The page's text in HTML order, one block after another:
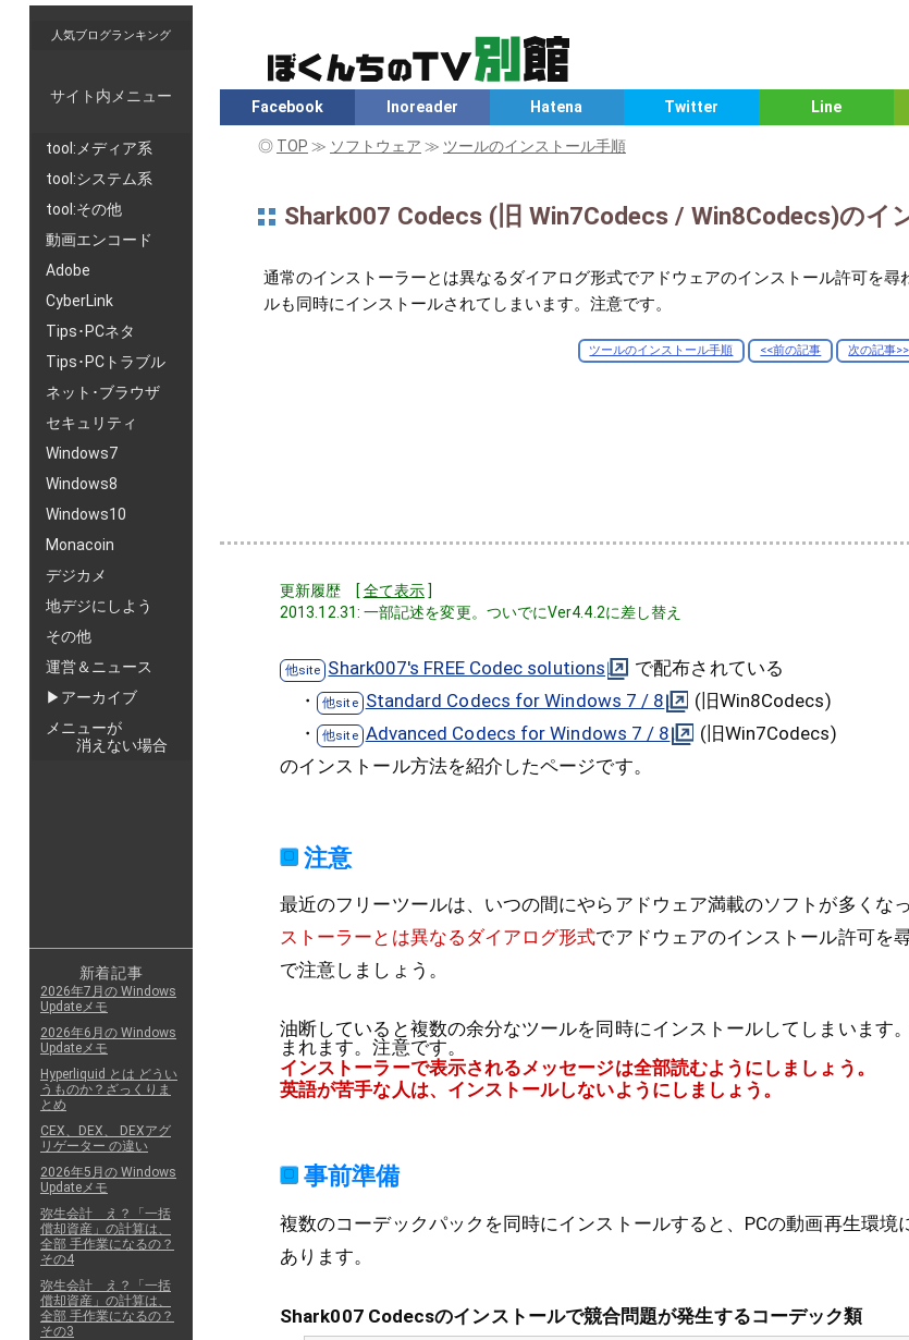
人気ブログランキング
サイト内メニュー
tool:メディア系
tool:システム系
tool:その他
動画エンコード
Adobe
CyberLink
Tips･PCネタ
Tips･PCトラブル
ネット･ブラウザ
セキュリティ
Windows7
Windows8
Windows10
Monacoin
デジカメ
地デジにしよう
その他
運営＆ニュース
▶アーカイブ
メニューが
消えない場合
Facebook Inoreader Hatena Twitter Line
◎ TOP ≫ ソフトウェア ≫ ツールのインストール手順
Shark007 Codecs (旧 Win7Codecs / Win8Codecs)のイ
通常のインストーラーとは異なるダイアログ形式でアドウェアのインストール許可を
ルも同時にインストールされてしまいます。注意です。
ツールのインストール手順 <<前の記事 次の記事>>
更新履歴 [ 全て表示]
2013.12.31: 一部記述を変更。ついでにVer4.4.2に差し替え
Shark007's FREE Codec solutions
で配布されている
・
Standard Codecs for Windows 7 / 8
(旧Win8Codecs)
・
Advanced Codecs for Windows 7 / 8
(旧Win7Codecs)
のインストール方法を紹介したページです。
注意
最近のフリーツールは、いつの間にやらアドウェア満載のソフトが多くな
ストーラーとは異なるダイアログ形式でアドウェアのインストール許可を
で注意しましょう。
油断していると複数の余分なツールを同時にインストールしてしまいます
まれます。注意です。
インストーラーで表示されるメッセージは全部読むようにしましょう。
英語が苦手な人は、インストールしないようにしましょう。
事前準備
複数のコーデックパックを同時にインストールすると、PCの動画再生環境
あります。
Shark007 Codecsのインストールで競合問題が発生するコーデック類
新着記事
2026年7月の Windows
Updateメモ
2026年6月の Windows
Updateメモ
Hyperliquid とは どうい
うものか？ざっくりま
とめ
CEX、DEX、 DEXアグ
リゲーター の違い
2026年5月の Windows
Updateメモ
弥生会計 え？「一括
償却資産」の計算は、
全部 手作業になるの？
その4
弥生会計 え？「一括
償却資産」の計算は、
全部 手作業になるの？
その3